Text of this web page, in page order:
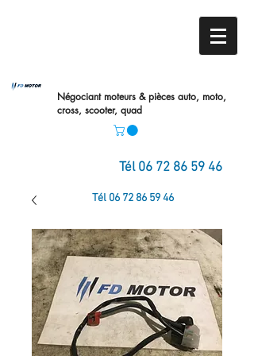
Négociant moteurs & pièces auto, moto,
cross, scooter, quad
Tél 06 72 86 59 46
Tél 06 72 86 59 46